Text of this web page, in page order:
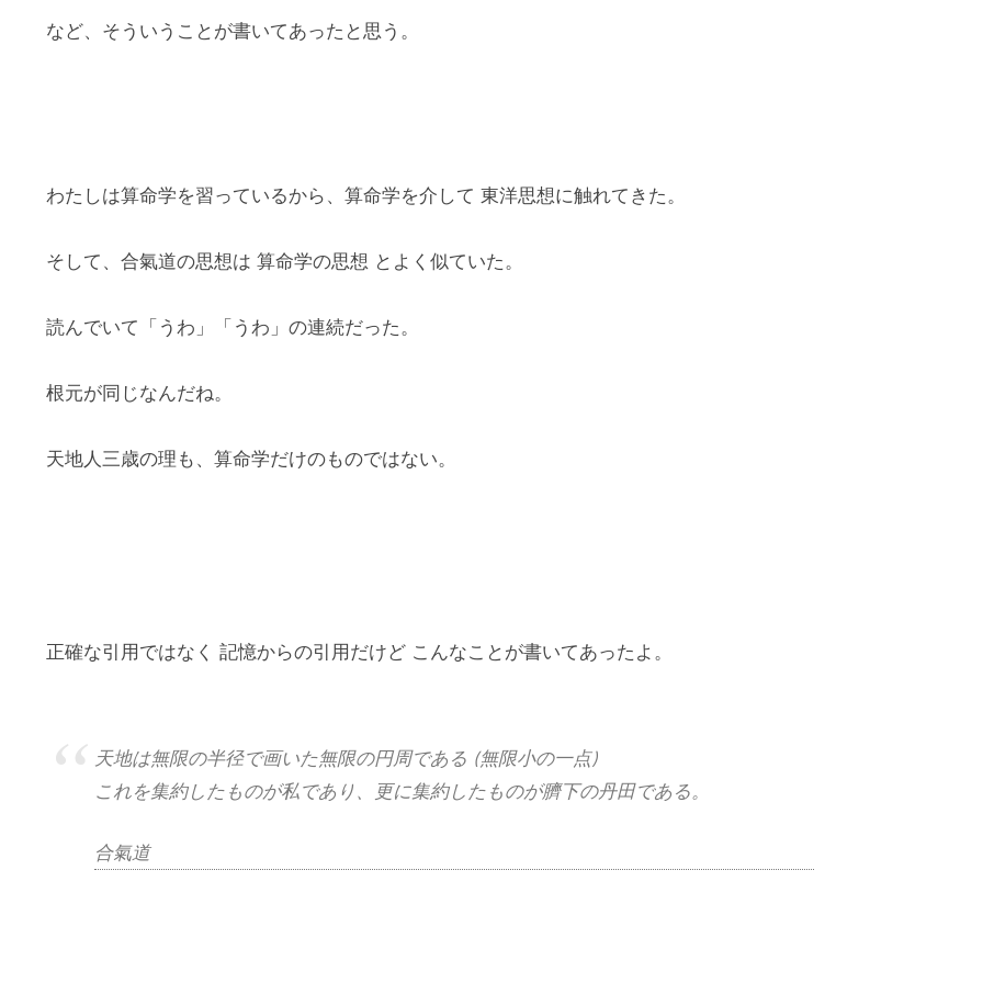
など、そういうことが書いてあったと思う。
わたしは算命学を習っているから、算命学を介して 東洋思想に触れてきた。
そして、合氣道の思想は 算命学の思想 とよく似ていた。
読んでいて「うわ」「うわ」の連続だった。
根元が同じなんだね。
天地人三歳の理も、算命学だけのものではない。
正確な引用ではなく 記憶からの引用だけど こんなことが書いてあったよ。
天地は無限の半径で画いた無限の円周である (無限小の一点)
これを集約したものが私であり、更に集約したものが臍下の丹田である。
合氣道